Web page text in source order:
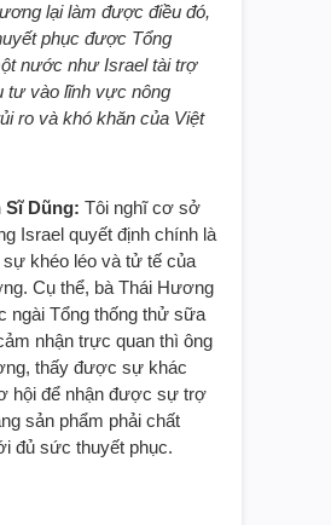
lại làm được điều đó,
phục được Tổng
nước như Israel tài trợ
tư vào lĩnh vực nông
ro và khó khăn của Việt
Sĩ Dũng: Tôi nghĩ cơ sở
Israel quyết định chính là
khéo léo và tử tế của
Cụ thể, bà Thái Hương
ngài Tổng thống thử sữa
nhận trực quan thì ông
thấy được sự khác
hội để nhận được sự trợ
sản phẩm phải chất
đủ sức thuyết phục.